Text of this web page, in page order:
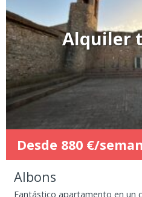
Alquiler
Desde 880 €/
Albons
Fantástico apartamento en un